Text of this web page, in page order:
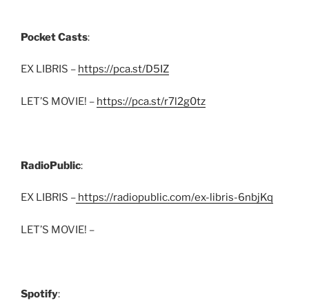
Pocket Casts:
EX LIBRIS – https://pca.st/D5IZ
LET’S MOVIE! – https://pca.st/r7l2g0tz
RadioPublic:
EX LIBRIS – https://radiopublic.com/ex-libris-6nbjKq
LET’S MOVIE! –
Spotify: